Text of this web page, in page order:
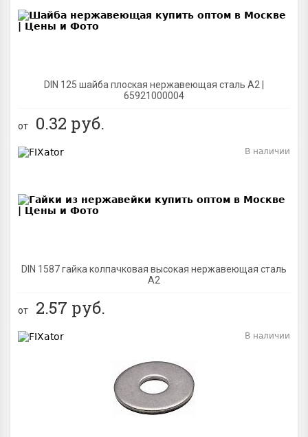
DIN 125 шайба плоская нержавеющая сталь A2 |
65921000004
от 0.32 руб.
DIN 1587 гайка колпачковая высокая нержавеющая сталь
А2
В наличии
от 2.57 руб.
В наличии